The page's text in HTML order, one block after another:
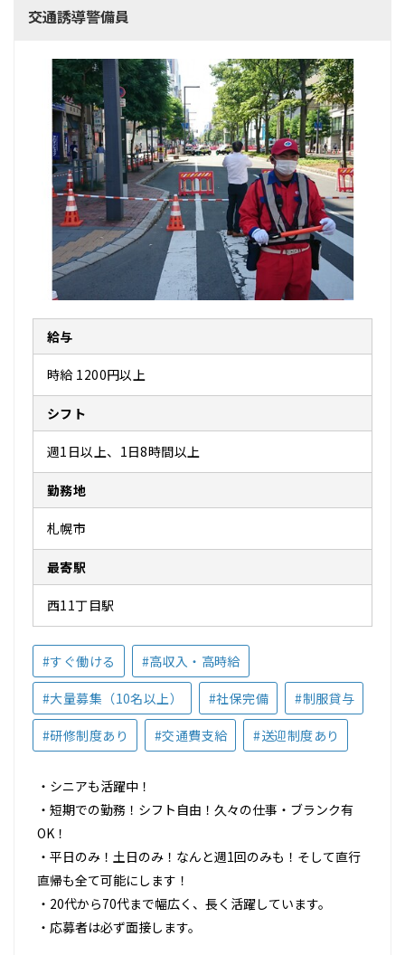
交通誘導警備員
給与
時給 1200円以上
シフト
週1日以上、1日8時間以上
勤務地
札幌市
最寄駅
西11丁目駅
#すぐ働ける #高収入・高時給
#大量募集（10名以上） #社保完備 #制服貸与
#研修制度あり #交通費支給 #送迎制度あり
・シニアも活躍中！
・短期での勤務！シフト自由！久々の仕事・ブランク有
OK！
・平日のみ！土日のみ！なんと週1回のみも！そして直行
直帰も全て可能にします！
・20代から70代まで幅広く、長く活躍しています。
・応募者は必ず面接します。